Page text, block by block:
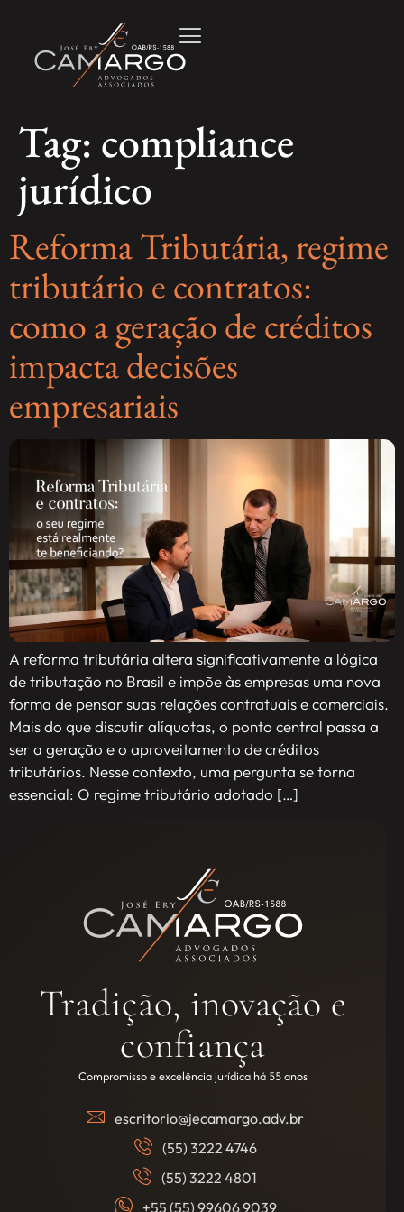
Tag: compliance
jurídico
Reforma Tributária, regime
tributário e contratos:
como a geração de créditos
impacta decisões
empresariais
A reforma tributária altera significativamente a lógica
de tributação no Brasil e impõe às empresas uma nova
forma de pensar suas relações contratuais e comerciais.
Mais do que discutir alíquotas, o ponto central passa a
ser a geração e o aproveitamento de créditos
tributários. Nesse contexto, uma pergunta se torna
essencial: O regime tributário adotado […]
Tradição, inovação e
confiança
Compromisso e excelência jurídica há 55 anos
escritorio@jecamargo.adv.br
(55) 3222 4746
(55) 3222 4801
+55 (55) 99606 9039